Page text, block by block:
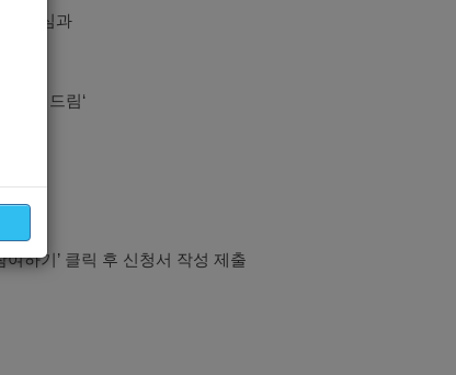
관심과
하이드림‘
하기’ 클릭 후 신청서 작성 제출